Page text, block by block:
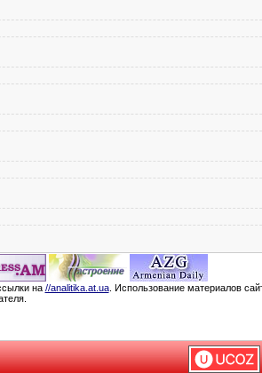
на //analitika.at.ua. Использование материалов